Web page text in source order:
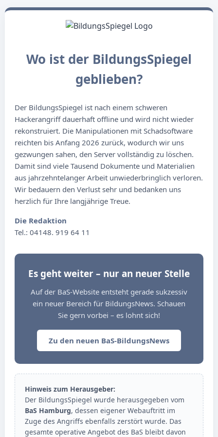
Wo ist der BildungsSpiegel
geblieben?
Der BildungsSpiegel ist nach einem schweren
Hackerangriff dauerhaft offline und wird nicht wieder
rekonstruiert. Die Manipulationen mit Schadsoftware
reichten bis Anfang 2026 zurück, wodurch wir uns
gezwungen sahen, den Server vollständig zu löschen.
Damit sind viele Tausend Dokumente und Materialien
aus jahrzehntelanger Arbeit unwiederbringlich verloren.
Wir bedauern den Verlust sehr und bedanken uns
herzlich für Ihre langjährige Treue.
Die Redaktion
Tel.: 04148. 919 64 11
Es geht weiter – nur an neuer Stelle
Auf der BaS-Website entsteht gerade sukzessiv
ein neuer Bereich für BildungsNews. Schauen
Sie gern vorbei – es lohnt sich!
Zu den neuen BaS-BildungsNews
Hinweis zum Herausgeber:
Der BildungsSpiegel wurde herausgegeben vom
BaS Hamburg, dessen eigener Webauftritt im
Zuge des Angriffs ebenfalls zerstört wurde. Das
gesamte operative Angebot des BaS bleibt davon